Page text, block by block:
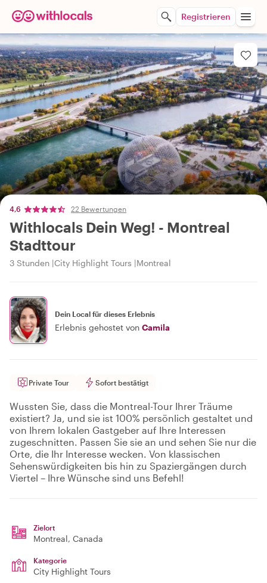
Registrieren
4,6 22 Bewertungen
Withlocals Dein Weg! - Montreal
Stadttour
3 Stunden City Highlight Tours Montreal
Dein Local für dieses Erlebnis
Erlebnis gehostet von Camila
Private Tour Sofort bestätigt
Wussten Sie, dass die Montreal-Tour Ihrer Träume
existiert? Ja, und sie ist 100% persönlich gestaltet und
von Ihrem lokalen Gastgeber auf Ihre Interessen
zugeschnitten. Passen Sie sie an und sehen Sie nur die
Orte, die Ihr Interesse wecken. Von klassischen
Sehenswürdigkeiten bis hin zu Spaziergängen durch
Viertel – Ihre Wünsche sind uns Befehl!
Zielort
Montreal, Canada
Kategorie
City Highlight Tours